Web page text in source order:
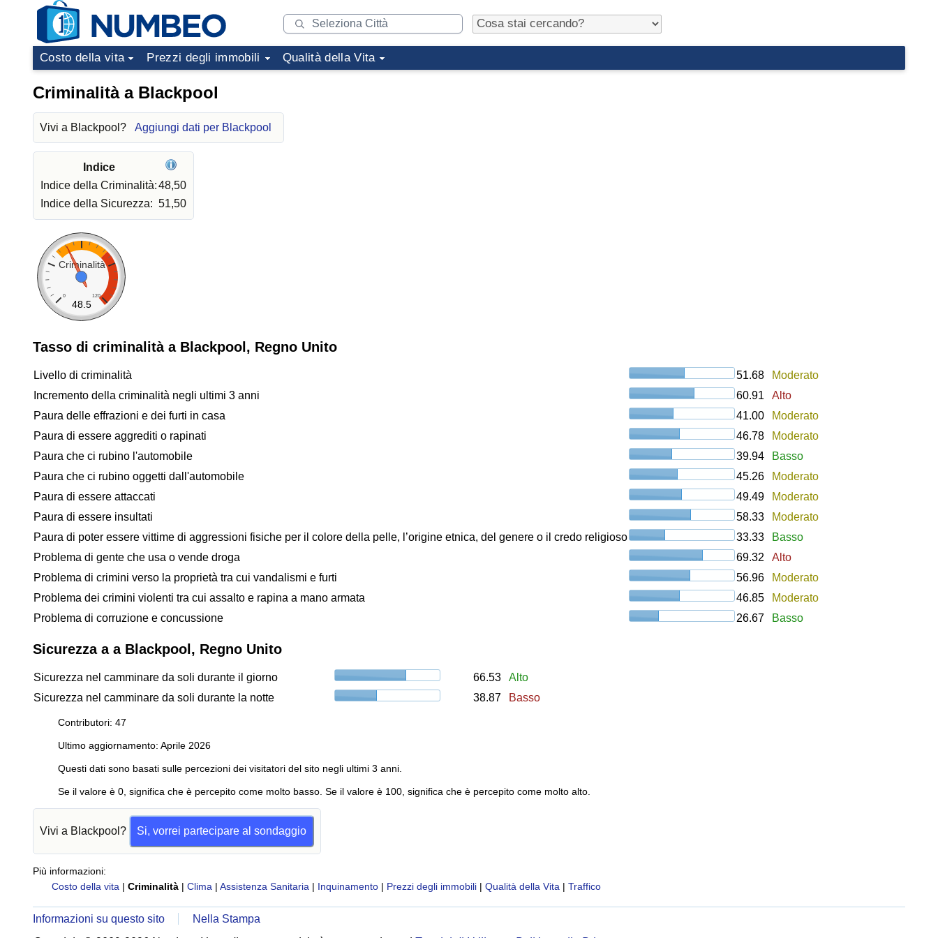
Costo della vita Prezzi degli immobili Qualità della Vita
Criminalità a Blackpool
Vivi a Blackpool? Aggiungi dati per Blackpool
Indice
Indice della Criminalità:48,50
Indice della Sicurezza: 51,50
Criminalità
0 120
48.5
Tasso di criminalità a Blackpool, Regno Unito
Livello di criminalità 51.68
Moderato
Incremento della criminalità negli ultimi 3 anni
60.91
Alto
Paura delle effrazioni e dei furti in casa
41.00
Moderato
Paura di essere aggrediti o rapinati
46.78
Moderato
Paura che ci rubino l'automobile
39.94
Basso
Paura che ci rubino oggetti dall'automobile
45.26
Moderato
Paura di essere attaccati
49.49
Moderato
Paura di essere insultati
58.33
Moderato
Paura di poter essere vittime di aggressioni fisiche per il colore della pelle, l’origine etnica, del genere o il credo religioso
33.33
Basso
Problema di gente che usa o vende droga
69.32
Alto
Problema di crimini verso la proprietà tra cui vandalismi e furti
56.96
Moderato
Problema dei crimini violenti tra cui assalto e rapina a mano armata
46.85
Moderato
Problema di corruzione e concussione
26.67 Basso
Sicurezza a a Blackpool, Regno Unito
Sicurezza nel camminare da soli durante il giorno 66.53
Alto
Sicurezza nel camminare da soli durante la notte
38.87 Basso
Contributori: 47
Ultimo aggiornamento: Aprile 2026
Questi dati sono basati sulle percezioni dei visitatori del sito negli ultimi 3 anni.
Se il valore è 0, significa che è percepito come molto basso. Se il valore è 100, significa che è percepito come molto alto.
Vivi a Blackpool? Si, vorrei partecipare al sondaggio
Più informazioni:
Costo della vita | Criminalità | Clima | Assistenza Sanitaria | Inquinamento | Prezzi degli immobili | Qualità della Vita | Traffico
Informazioni su questo sito
Nella Stampa